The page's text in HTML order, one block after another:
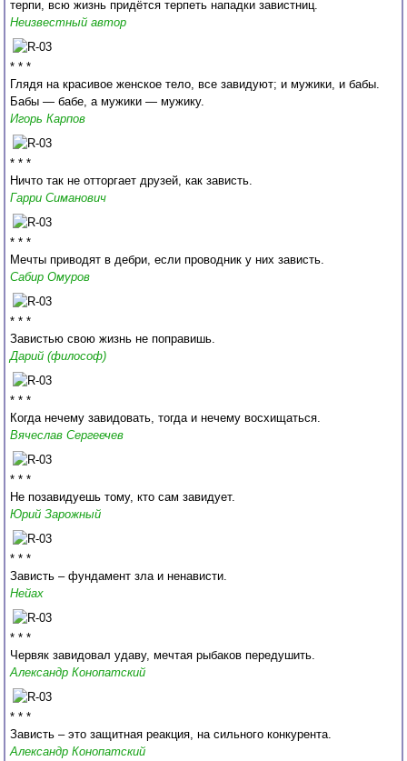
терпи, всю жизнь придётся терпеть нападки завистниц.
Неизвестный автор
* * *
Глядя на красивое женское тело, все завидуют; и мужики, и бабы.
Бабы — бабе, а мужики — мужику.
Игорь Карпов
* * *
Ничто так не отторгает друзей, как зависть.
Гарри Симанович
* * *
Мечты приводят в дебри, если проводник у них зависть.
Сабир Омуров
* * *
Завистью свою жизнь не поправишь.
Дарий (философ)
* * *
Когда нечему завидовать, тогда и нечему восхищаться.
Вячеслав Сергеечев
* * *
Не позавидуешь тому, кто сам завидует.
Юрий Зарожный
* * *
Зависть – фундамент зла и ненависти.
Нейах
* * *
Червяк завидовал удаву, мечтая рыбаков передушить.
Александр Конопатский
* * *
Зависть – это защитная реакция, на сильного конкурента.
Александр Конопатский